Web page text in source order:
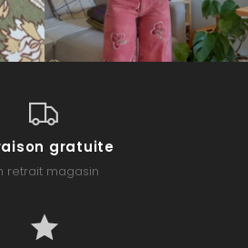
gratuite
retrait magasin